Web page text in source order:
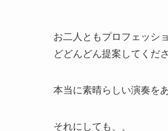
お二人ともプロフェッシ
どどんどん提案してくだ
本当に素晴らしい演奏を
それにしても、、